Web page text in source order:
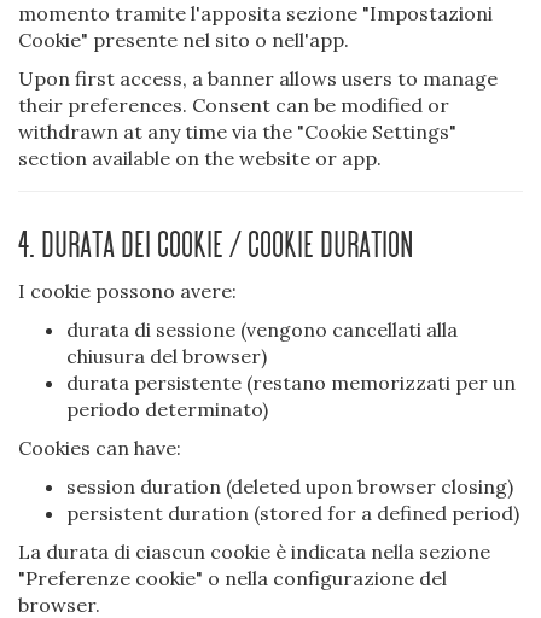
momento tramite l'apposita sezione "Impostazioni
Cookie" presente nel sito o nell'app.
Upon first access, a banner allows users to manage
their preferences. Consent can be modified or
withdrawn at any time via the "Cookie Settings"
section available on the website or app.
4. Durata dei cookie / Cookie duration
I cookie possono avere:
durata di sessione (vengono cancellati alla
chiusura del browser)
durata persistente (restano memorizzati per un
periodo determinato)
Cookies can have:
session duration (deleted upon browser closing)
persistent duration (stored for a defined period)
La durata di ciascun cookie è indicata nella sezione
"Preferenze cookie" o nella configurazione del
browser.